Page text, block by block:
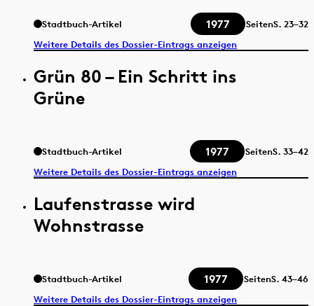
Stadtbuch-Artikel 1977 SeitenS. 23–32
Weitere Details des Dossier-Eintrags anzeigen
Grün 80 – Ein Schritt ins
Grüne
Stadtbuch-Artikel 1977 SeitenS. 33–42
Weitere Details des Dossier-Eintrags anzeigen
Laufenstrasse wird
Wohnstrasse
Stadtbuch-Artikel 1977 SeitenS. 43–46
Weitere Details des Dossier-Eintrags anzeigen